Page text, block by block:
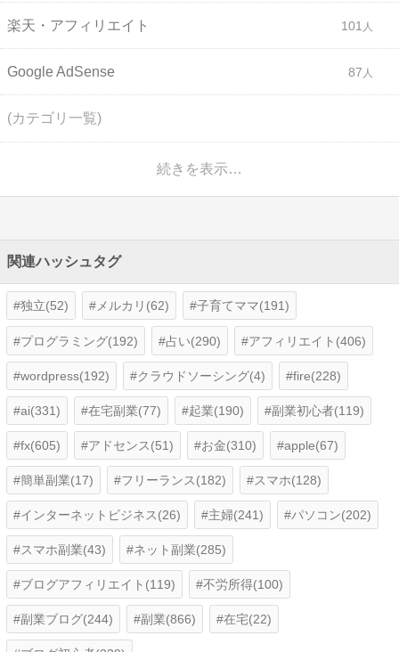
楽天・アフィリエイト 101
Google AdSense 87
(カテゴリ一覧)
続きを表示…
関連ハッシュタグ
独立(52) メルカリ(62) 子育てママ(191)
プログラミング(192) 占い(290) アフィリエイト(406)
wordpress(192) クラウドソーシング(4) fire(228)
ai(331) 在宅副業(77) 起業(190) 副業初心者(119)
fx(605) アドセンス(51) お金(310) apple(67)
簡単副業(17) フリーランス(182) スマホ(128)
インターネットビジネス(26) 主婦(241) パソコン(202)
スマホ副業(43) ネット副業(285)
ブログアフィリエイト(119) 不労所得(100)
副業ブログ(244) 副業(866) 在宅(22)